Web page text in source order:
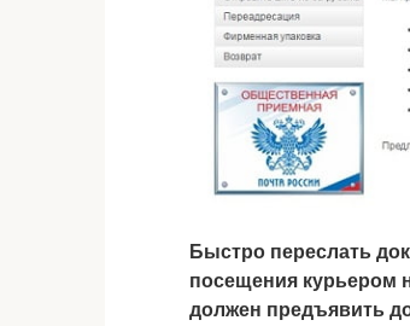
Быстро переслать
посещения курьером
должен предъявить